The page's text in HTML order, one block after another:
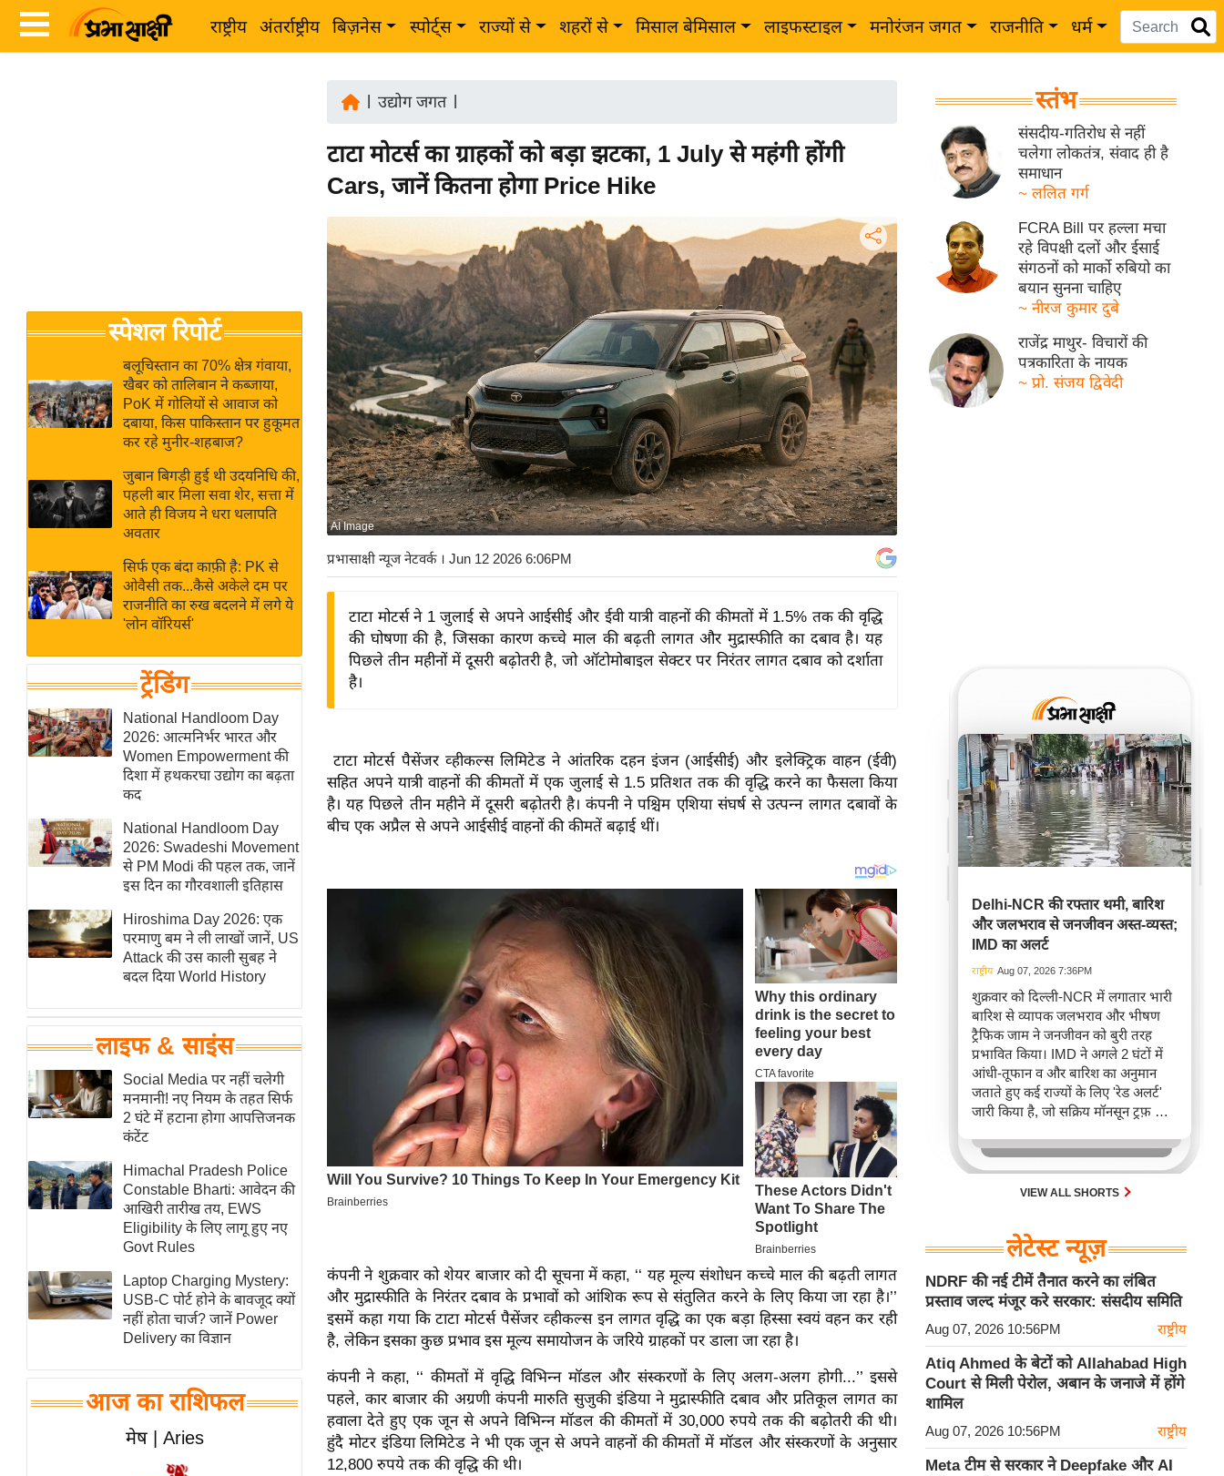
राष्ट्रीय अंतर्राष्ट्रीय बिज़नेस स्पोर्ट्स राज्यों से शहरों से मिसाल बेमिसाल लाइफस्टाइल मनोरंजन जगत राजनीति धर्म
Breaking
News in
Hindi
Hindi
Videos
जगत
राय
बजट
IPL
2026
ई-पेपर
मिसाल बेमिसाल
शख्सियत
यंग इंडिया
साहित्य जगत
ऑटो वर्ल्ड
न्यूज ब्रीफ
मनोरंजन जगत
बॉलीवुड
हॉलीवुड
फिल्म समीक्षा
Breaking
News
लाइफस्टाइल
टेक्नॉलॉजी
घरेलू नुस्खे
पर्यटन स्थल
फिटनेस मंत्रा
रिलेशनशिप
राजनीति
विश्लेषण
समसामयिक
मातृभूमि
एम.
आर.
आई.
समीक्षा
धर्म
ज्योतिष
स्पेशल रिपोर्ट
बलूचिस्तान का 70% क्षेत्र गंवाया,
खैबर को तालिबान ने कब्जाया,
PoK में गोलियों से आवाज को
दबाया, किस पाकिस्तान पर हुकूमत
कर रहे मुनीर-शहबाज?
जुबान बिगड़ी हुई थी उदयनिधि की,
पहली बार मिला सवा शेर, सत्ता में
आते ही विजय ने धरा थलापति
अवतार
सिर्फ एक बंदा काफ़ी है: PK से
ओवैसी तक...कैसे अकेले दम पर
राजनीति का रुख बदलने में लगे ये
'लोन वॉरियर्स'
ट्रेंडिंग
National Handloom Day
2026: आत्मनिर्भर भारत और
Women Empowerment की
दिशा में हथकरघा उद्योग का बढ़ता
कद
National Handloom Day
2026: Swadeshi Movement
से PM Modi की पहल तक, जानें
इस दिन का गौरवशाली इतिहास
Hiroshima Day 2026: एक
परमाणु बम ने ली लाखों जानें, US
Attack की उस काली सुबह ने
बदल दिया World History
लाइफ & साइंस
Social Media पर नहीं चलेगी
मनमानी! नए नियम के तहत सिर्फ
2 घंटे में हटाना होगा आपत्तिजनक
कंटेंट
Himachal Pradesh Police
Constable Bharti: आवेदन की
आखिरी तारीख तय, EWS
Eligibility के लिए लागू हुए नए
Govt Rules
Laptop Charging Mystery:
USB-C पोर्ट होने के बावजूद क्यों
नहीं होता चार्ज? जानें Power
Delivery का विज्ञान
आज का राशिफल
मेष | Aries
उद्योग जगत|
टाटा मोटर्स का ग्राहकों को बड़ा झटका, 1 July से महंगी होंगी
Cars, जानें कितना होगा Price Hike
AI Image
प्रभासाक्षी न्यूज नेटवर्क। Jun 12 2026 6:06PM
टाटा मोटर्स ने 1 जुलाई से अपने आईसीई और ईवी यात्री वाहनों की कीमतों में 1.5% तक की वृद्धि
की घोषणा की है, जिसका कारण कच्चे माल की बढ़ती लागत और मुद्रास्फीति का दबाव है। यह
पिछले तीन महीनों में दूसरी बढ़ोतरी है, जो ऑटोमोबाइल सेक्टर पर निरंतर लागत दबाव को दर्शाता
है।
टाटा मोटर्स पैसेंजर व्हीकल्स लिमिटेड ने आंतरिक दहन इंजन (आईसीई) और इलेक्ट्रिक वाहन (ईवी)
सहित अपने यात्री वाहनों की कीमतों में एक जुलाई से 1.5 प्रतिशत तक की वृद्धि करने का फैसला किया
है। यह पिछले तीन महीने में दूसरी बढ़ोतरी है। कंपनी ने पश्चिम एशिया संघर्ष से उत्पन्न लागत दबावों के
बीच एक अप्रैल से अपने आईसीई वाहनों की कीमतें बढ़ाई थीं।
कंपनी ने शुक्रवार को शेयर बाजार को दी सूचना में कहा, ‘‘ यह मूल्य संशोधन कच्चे माल की बढ़ती लागत
और मुद्रास्फीति के निरंतर दबाव के प्रभावों को आंशिक रूप से संतुलित करने के लिए किया जा रहा है।’’
इसमें कहा गया कि टाटा मोटर्स पैसेंजर व्हीकल्स इन लागत वृद्धि का एक बड़ा हिस्सा स्वयं वहन कर रही
है, लेकिन इसका कुछ प्रभाव इस मूल्य समायोजन के जरिये ग्राहकों पर डाला जा रहा है।
कंपनी ने कहा, ‘‘ कीमतों में वृद्धि विभिन्न मॉडल और संस्करणों के लिए अलग-अलग होगी...’’ इससे
पहले, कार बाजार की अग्रणी कंपनी मारुति सुजुकी इंडिया ने मुद्रास्फीति दबाव और प्रतिकूल लागत का
हवाला देते हुए एक जून से अपने विभिन्न मॉडल की कीमतों में 30,000 रुपये तक की बढ़ोतरी की थी।
हुंदै मोटर इंडिया लिमिटेड ने भी एक जून से अपने वाहनों की कीमतों में मॉडल और संस्करणों के अनुसार
12,800 रुपये तक की वृद्धि की थी।
स्तंभ
संसदीय-गतिरोध से नहीं
चलेगा लोकतंत्र, संवाद ही है
समाधान
~ ललित गर्ग
FCRA Bill पर हल्ला मचा
रहे विपक्षी दलों और ईसाई
संगठनों को मार्को रुबियो का
बयान सुनना चाहिए
~ नीरज कुमार दुबे
राजेंद्र माथुर- विचारों की
पत्रकारिता के नायक
~ प्रो. संजय द्विवेदी
Delhi-NCR की रफ्तार थमी, बारिश
और जलभराव से जनजीवन अस्त-व्यस्त;
IMD का अलर्ट
राष्ट्रीय Aug 07, 2026 7:36PM
शुक्रवार को दिल्ली-NCR में लगातार भारी
बारिश से व्यापक जलभराव और भीषण
ट्रैफिक जाम ने जनजीवन को बुरी तरह
प्रभावित किया। IMD ने अगले 2 घंटों में
आंधी-तूफान व और बारिश का अनुमान
जताते हुए कई राज्यों के लिए 'रेड अलर्ट'
जारी किया है, जो सक्रिय मॉनसून ट्रफ़ और
जिससे यातायात बाधित होने के साथ-साथ
सफदरजंग अस्पताल में भी जलभराव की
स्थिति बनी।VIEW ALL SHORTS
लेटेस्ट न्यूज़
NDRF की नई टीमें तैनात करने का लंबित
प्रस्ताव जल्द मंजूर करे सरकार: संसदीय समिति
Aug 07, 2026 10:56PM राष्ट्रीय
Atiq Ahmed के बेटों को Allahabad High
Court से मिली पेरोल, अबान के जनाजे में होंगे
शामिल
Aug 07, 2026 10:56PM राष्ट्रीय
Meta टीम से सरकार ने Deepfake और AI